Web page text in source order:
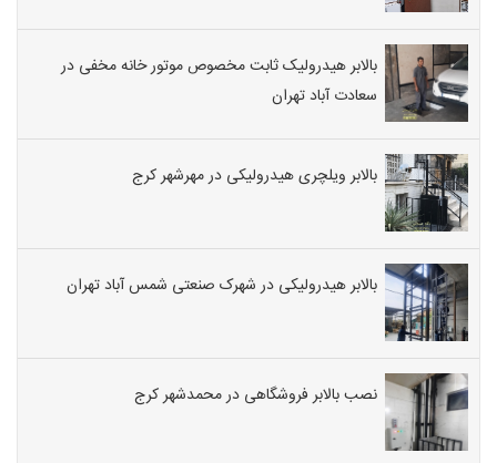
بالابر هیدرولیک ثابت مخصوص موتور خانه مخفی در
سعادت آباد تهران
بالابر ویلچری هیدرولیکی در مهرشهر کرج
بالابر هیدرولیکی در شهرک صنعتی شمس آباد تهران
نصب بالابر فروشگاهی در محمدشهر کرج